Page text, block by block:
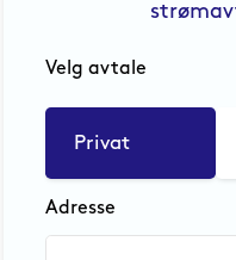
Velg avtale
Privat
Adresse